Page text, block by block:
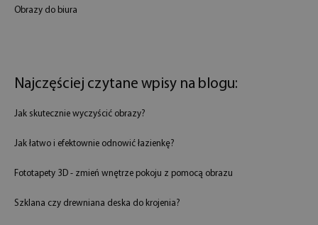
Obrazy do biura
Najczęściej czytane wpisy na blogu:
Jak skutecznie wyczyścić obrazy?
Jak łatwo i efektownie odnowić łazienkę?
Fototapety 3D - zmień wnętrze pokoju z pomocą obrazu
Szklana czy drewniana deska do krojenia?